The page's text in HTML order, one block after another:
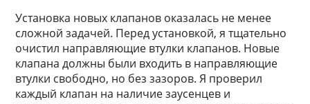
Установка новых клапанов оказалась не менее
сложной задачей. Перед установкой, я тщательно
очистил направляющие втулки клапанов. Новые
клапана должны были входить в направляющие
втулки свободно, но без зазоров. Я проверил
каждый клапан на наличие заусенцев и